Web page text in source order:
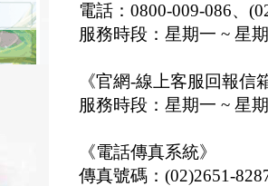
電話：0800-009-086、
服務時段：星期一 ~ 星
《官網-線上客服回報信
服務時段：星期一 ~ 星
《電話傳真系統》
傳真號碼：(02)2651-